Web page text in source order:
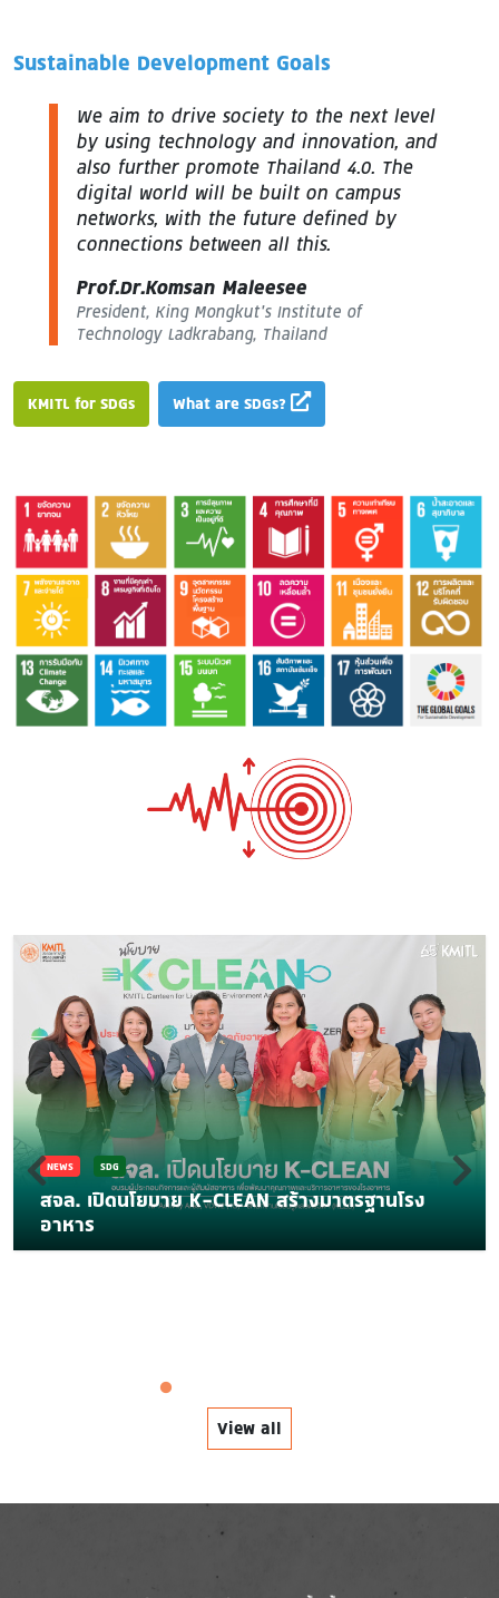
Sustainable Development Goals
We aim to drive society to the next level
by using technology and innovation, and
also further promote Thailand 4.0. The
digital world will be built on campus
networks, with the future defined by
connections between all this.
Prof.Dr.Komsan Maleesee
President, King Mongkut’s Institute of
Technology Ladkrabang, Thailand
KMITL for SDGs What are SDGs?
Image
View all